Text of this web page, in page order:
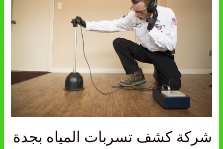
شركة كشف تسربات المياه بجدة